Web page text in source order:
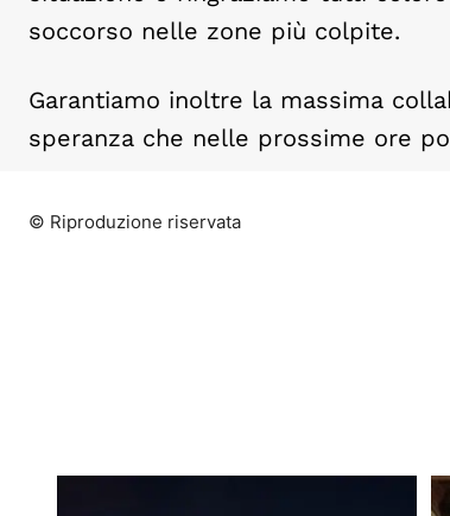
soccorso nelle zone più colpite.
Garantiamo inoltre la massima
speranza che nelle prossime ore
© Riproduzione riservata